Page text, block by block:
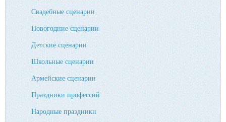
Свадебные сценарии
Новогодние сценарии
Детские сценарии
Школьные сценарии
Армейские сценарии
Праздники профессий
Народные праздники